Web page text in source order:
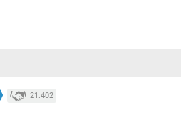
21.402